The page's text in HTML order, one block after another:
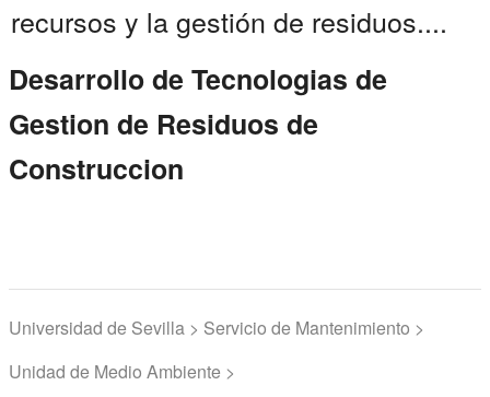
recursos y la gestión de residuos....
Desarrollo de Tecnologias de
Gestion de Residuos de
Construccion
Universidad de Sevilla > Servicio de Mantenimiento >
Unidad de Medio Ambiente >